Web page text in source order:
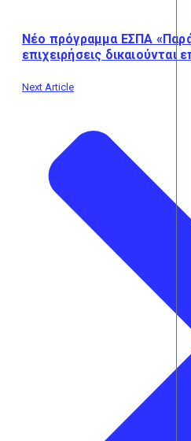
Νέο πρόγραμμα ΕΣΠΑ
επιχειρήσεις δικαιούνται
Next Article